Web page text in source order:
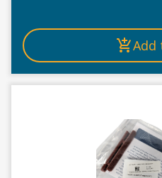
Add